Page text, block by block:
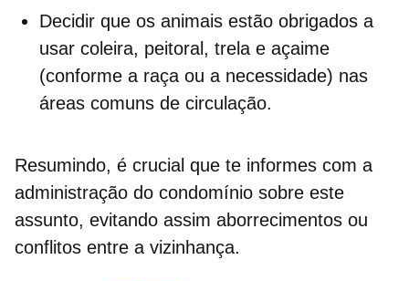
Decidir que os animais estão obrigados a
usar coleira, peitoral , trela e açaime
(conforme a raça ou a necessidade) nas
áreas comuns de circulação.
Resumindo, é crucial que te informes com a
administração do condomínio sobre este
assunto, evitando assim aborrecimentos ou
conflitos entre a vizinhança.